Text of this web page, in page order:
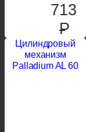
713
P
Цилиндровый
механизм
Palladium AL 60